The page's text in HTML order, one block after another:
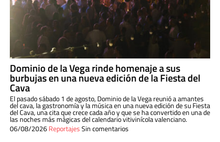
Dominio de la Vega rinde homenaje a sus
burbujas en una nueva edición de la Fiesta del
Cava
El pasado sábado 1 de agosto, Dominio de la Vega reunió a amantes
del cava, la gastronomía y la música en una nueva edición de su Fiesta
del Cava, una cita que crece cada año y que se ha convertido en una de
las noches más mágicas del calendario vitivinícola valenciano.
06/08/2026ReportajesSin comentarios